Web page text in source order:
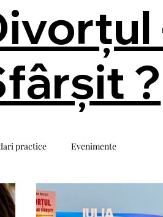
?
practice Evenimente